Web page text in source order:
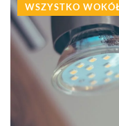
WSZYSTKO